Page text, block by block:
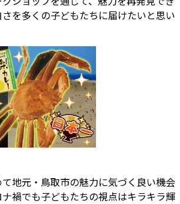
を多くの子どもたちに届けたいと思い
地元・鳥取市の魅力に気づく良い機会
禍でも子どもたちの視点はキラキラ輝